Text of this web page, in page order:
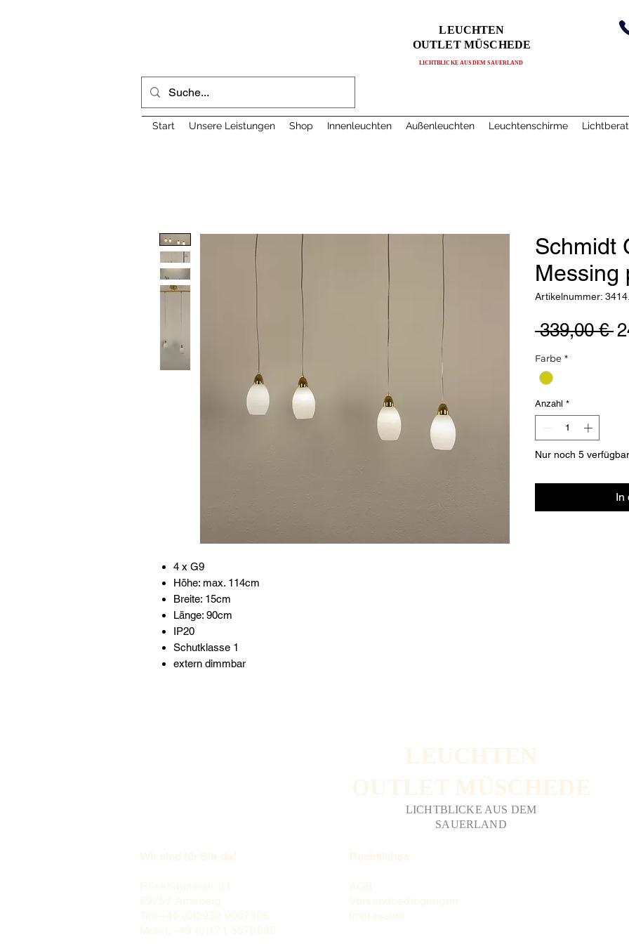
LEUCHTEN
OUTLET MÜSCHEDE
LICHTBLICKE AUS DEM SAUERLAND
Start Unsere Leistungen Shop Innenleuchten Außenleuchten Leuchtenschirme
4 x G9
Höhe: max. 114cm
Breite: 15cm
Länge: 90cm
IP20
Schutklasse 1
extern dimmbar
Schmidt
Messing
Artikelnummer:
339,00 €
Farbe *
Anzahl *
Nur noch 5 verfügbar
In
LEUCHTEN
OUTLET MÜSCHEDE
LICHTBLICKE AUS DEM
SAUERLAND
Wir sind für Sie da!
Rönkhauserstr. 31
59757 Arnsberg
Tel: +49 (0)2932 9007405
Mobil: +49 (0)171 5076885
Rechtliches
AGB
Versandbedingungen
Impressum